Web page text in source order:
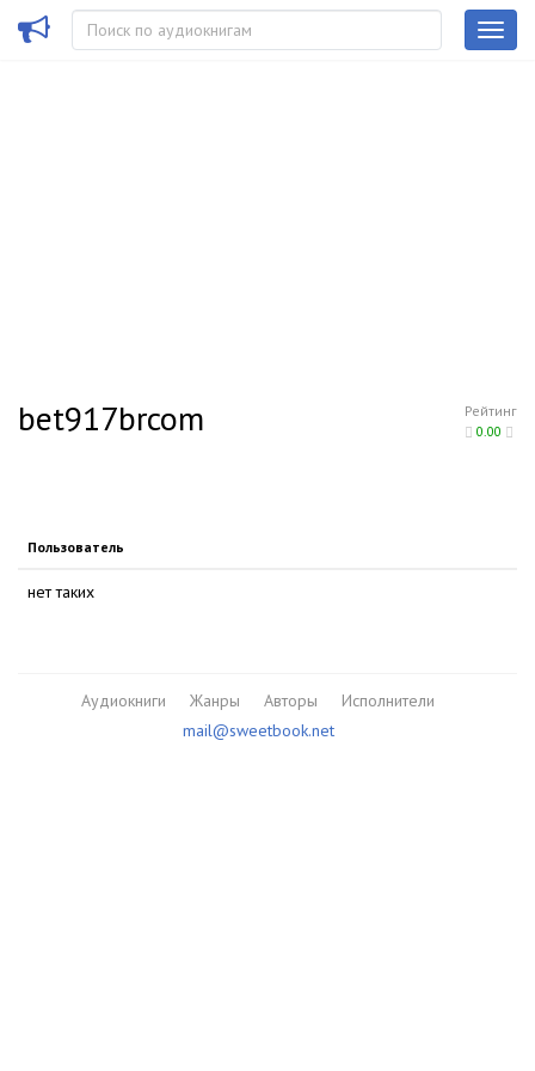
Рейтинг
0.00
bet917brcom
Пользователь
нет таких
Аудиокниги Жанры Авторы
Исполнители
mail@sweetbook.net